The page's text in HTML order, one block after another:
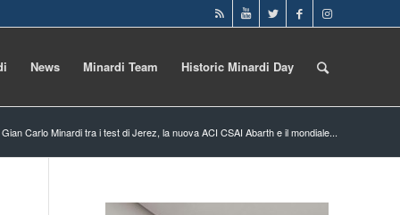
News Minardi Team Historic Minardi Day
Gian Carlo Minardi tra i test di Jerez, la nuova ACI CSAI Abarth e il mondiale...